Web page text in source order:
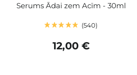
Serums Ādai zem Acīm - 30ml
540
12,00 €